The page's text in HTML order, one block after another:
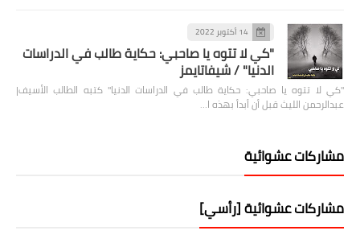
14 أكتوبر 2022
"كي لا تتوه يا صاحبي: حكاية طالب في الدراسات
الدنيا" / شيفاتايمز
"كي لا تتوه يا صاحبي: حكاية طالب في الدراسات الدنيا" كتبه الطالب الأسيف|
عبدالرحمن الليث قبل أن أبدأ بهذه ا…
مشاركات عشوائية
مشاركات عشوائية [رأسي]